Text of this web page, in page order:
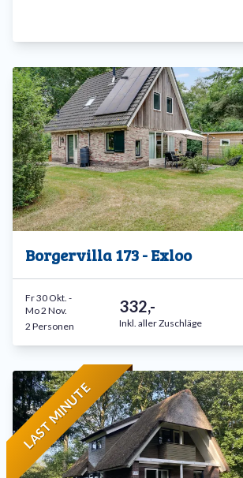
Borgervilla 173 - Exloo
332,-
Inkl. aller Zuschläge
Fr 30 Okt. -
Mo 2 Nov.
2 Personen
LAST MINUTE